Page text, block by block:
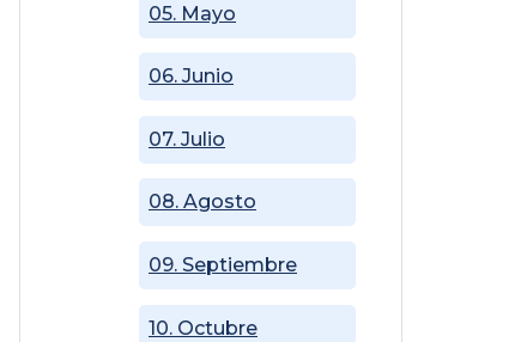
05. Mayo
06. Junio
07. Julio
08. Agosto
09. Septiembre
10. Octubre